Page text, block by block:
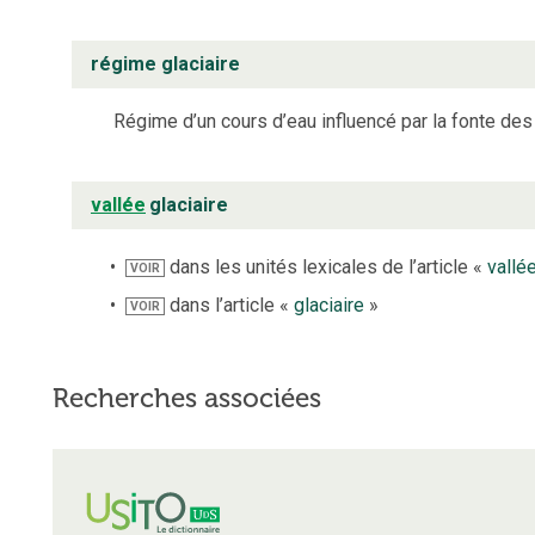
régime glaciaire
Régime d’un cours d’eau influencé par la fonte
vallée glaciaire
VOIR dans les unités lexicales de l’article «
VOIR dans l’article «glaciaire »
Recherches associées